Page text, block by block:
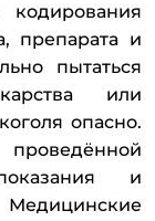
препарата и
пытаться
или
опасно.
и
Медицинские